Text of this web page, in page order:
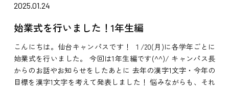
2025.01.24
始業式を行いました！1年生編
こんにちは。仙台キャンパスです！ １/20(月)に各学年ごとに
始業式を行いました。 今回は1年生編です(^^)/ キャンパス長
からのお話やお知らせをしたあとに 去年の漢字1文字・今年の
目標を漢字1文字を考えて発表しました！ 悩みながらも、それ